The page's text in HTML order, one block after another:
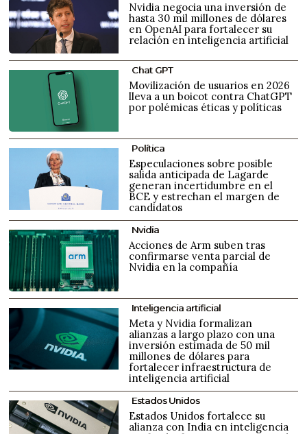
Nvidia negocia una inversión de
hasta 30 mil millones de dólares
en OpenAI para fortalecer su
relación en inteligencia artificial
Chat GPT
Movilización de usuarios en 2026
lleva a un boicot contra ChatGPT
por polémicas éticas y políticas
Política
Especulaciones sobre posible
salida anticipada de Lagarde
generan incertidumbre en el
BCE y estrechan el margen de
candidatos
Nvidia
Acciones de Arm suben tras
confirmarse venta parcial de
Nvidia en la compañía
Inteligencia artificial
Meta y Nvidia formalizan
alianzas a largo plazo con una
inversión estimada de 50 mil
millones de dólares para
fortalecer infraestructura de
inteligencia artificial
Estados Unidos
Estados Unidos fortalece su
alianza con India en inteligencia